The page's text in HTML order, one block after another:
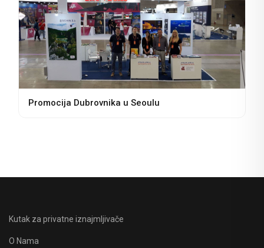
Promocija Dubrovnika u Seoulu
Kutak za privatne iznajmljivače
O Nama